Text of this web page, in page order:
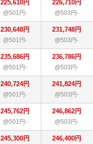
225,610円
@501円-
226,710円
@503円-
230,648円
@501円-
231,748円
@503円-
235,686円
@501円-
236,786円
@503円-
240,724円
@501円-
241,824円
@503円-
245,762円
@501円-
246,862円
@503円-
245,300円 246,400円